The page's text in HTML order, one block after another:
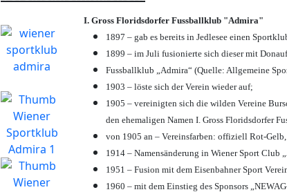
I. Gross Floridsdorfer Fussballklub "Admira"
1897 – gab es bereits in Jedlesee einen
1899 – im Juli fusionierte sich dieser mit
Fussballklub „Admira“ (Quelle: Allgemeine
1903 – löste sich der Verein wieder auf;
1905 – vereinigten sich die wilden Vereine
den ehemaligen Namen I. Gross Floridsdorfer
von 1905 an – Vereinsfarben: offiziell Rot-
1914 – Namensänderung in Wiener Sport
1951 – Fusion mit dem Eisenbahner Sport
1960 – mit dem Einstieg des Sponsors